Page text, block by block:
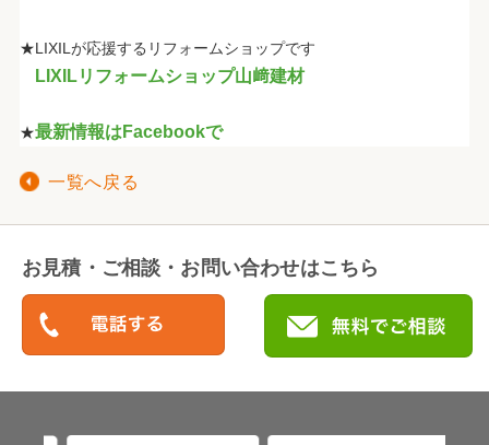
★LIXILが応援するリフォームショップです
LIXILリフォームショップ山﨑建材
★最新情報はFacebookで
一覧へ戻る
お見積・ご相談・お問い合わせはこちら